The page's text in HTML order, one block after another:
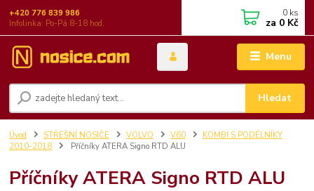
Menu
Hledat
+420 776 839 986
Infolinka: Po-Pá 8-18 hod.
0 ks
za 0 Kč
Úvod STŘEŠNÍ NOSIČE VOLVO V60
KOMBI S PODÉLNÍKY
2010-2018
Příčníky ATERA Signo RTD ALU
Příčníky ATERA Signo RTD ALU